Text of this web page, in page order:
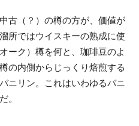
古（？）の樽の方が、価値が
所ではウイスキーの熟成に使
ーク）樽を何と、珈琲豆のよ
の内側からじっくり焙煎する
ニリン。これはいわゆるバニ
。